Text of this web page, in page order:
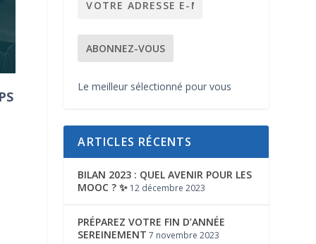
Le meilleur sélectionné pour vous
ARTICLES RÉCENTS
BILAN 2023 : QUEL AVENIR POUR LES
MOOC ? ✨ 12 décembre 2023
PRÉPAREZ VOTRE FIN D’ANNÉE
SEREINEMENT 7 novembre 2023